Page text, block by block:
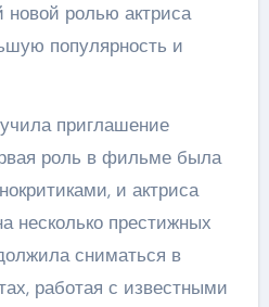
новой ролью актриса
популярность и
приглашение
роль в фильме была
и актриса
несколько престижных
сниматься в
работая с известными